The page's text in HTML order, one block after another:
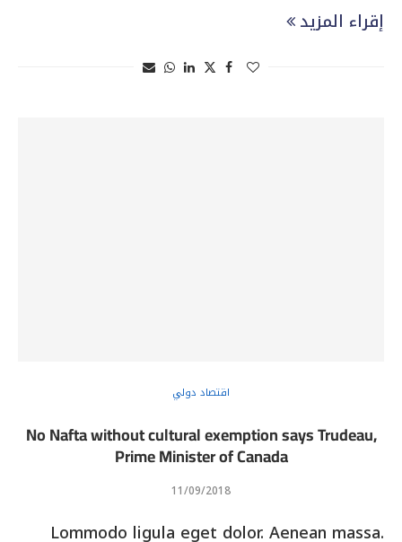
إقراء المزيد
اقتصاد دولي
No Nafta without cultural exemption says Trudeau,
Prime Minister of Canada
11/09/2018
Lommodo ligula eget dolor. Aenean massa.